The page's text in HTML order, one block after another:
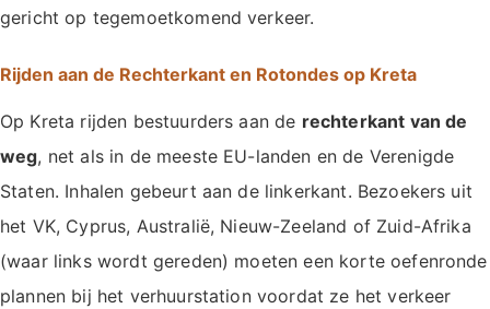
gericht op tegemoetkomend verkeer.
Rijden aan de Rechterkant en Rotondes op Kreta
Op Kreta rijden bestuurders aan de rechterkant van de
weg, net als in de meeste EU-landen en de Verenigde
Staten. Inhalen gebeurt aan de linkerkant. Bezoekers uit
het VK, Cyprus, Australië, Nieuw-Zeeland of Zuid-Afrika
(waar links wordt gereden) moeten een korte oefenronde
plannen bij het verhuurstation voordat ze het verkeer